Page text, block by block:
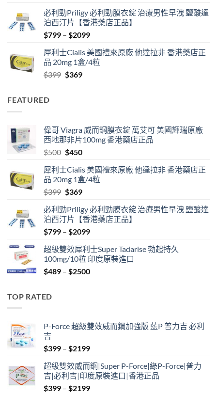
was:
$500.
is:
$450.
必利勁Priligy 必利勁膜衣錠 治療男性早洩 鹽酸達
泊西汀片【香港藥店正品】
$799 – $2099Price
$799
through
犀利士Cialis 美國禮來原廠 他達拉非 香港藥店正
品 20mg 1盒/4粒
$399 Original
$369Current
FEATURED
偉哥 Viagra 威而鋼膜衣錠 萬艾可 美國輝瑞原廠
西地那非片100mg 香港藥店正品
$500 Original
was:
$500.
$450Current
is:
$450.
犀利士Cialis 美國禮來原廠 他達拉非 香港藥店正
品 20mg 1盒/4粒
$399 Original
was:
$399.
$369Current
is:
$369.
必利勁Priligy 必利勁膜衣錠 治療男性早洩 鹽酸達
泊西汀片【香港藥店正品】
$799 – $2099Price
$799
through
$2099
超級雙效犀利士Super Tadarise 勃起持久
100mg/10粒 印度原裝進口
$489 – $2500Price
TOP RATED
P-Force 超級雙效威而鋼加強版 藍P 普力吉 必利
吉
$399 – $2199Price
$399
through
$2199
超級雙效威而鋼|Super P-Force|綠P-Force|普力
吉|必利吉|印度原裝進口|香港正品
$399 – $2199Price